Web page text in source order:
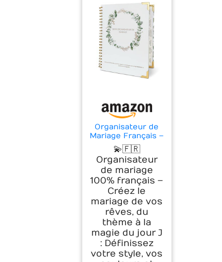
Organisateur de
Mariage Français –
Carnet Wedding
Planner avec
Checklist, Budget,
Agenda &
Calendrier Compte
à Rebours | Livre
de Mariage &
Cadeau Future
Mariée
💫🇫🇷
Organisateur
de mariage
100% français –
Créez le
mariage de vos
rêves, du
thème à la
magie du jour J
: Définissez
votre style, vos